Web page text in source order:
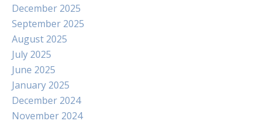
December 2025
September 2025
August 2025
July 2025
June 2025
January 2025
December 2024
November 2024